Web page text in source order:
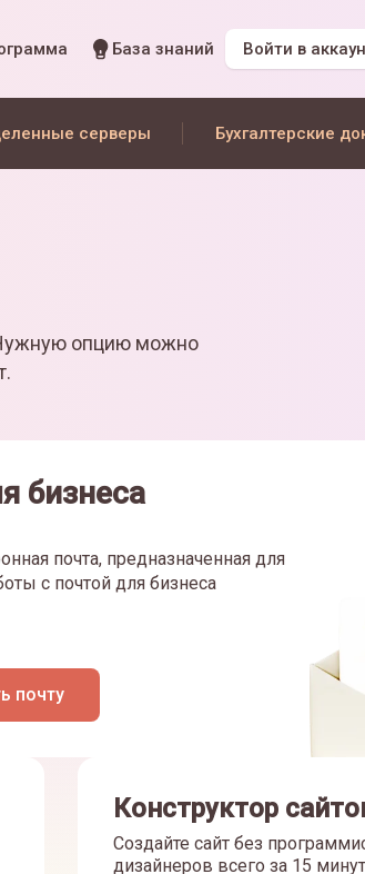
База знаний Войти в
серверы Бухгалтерские
опцию можно
бизнеса
почта, предназначенная для
с почтой для бизнеса
почту
Конструктор
Создайте сайт без
дизайнеров всего за 15 минут